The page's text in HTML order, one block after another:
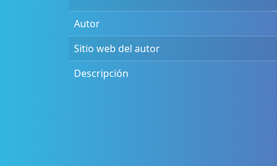
Autor
Sitio web del autor
Descripción